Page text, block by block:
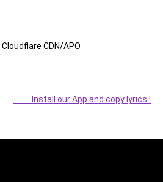
CDN/APO
Install our App and copy lyrics !